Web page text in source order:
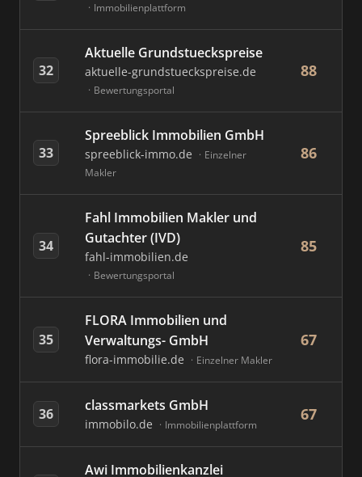
Immobilienplattform
32
Aktuelle Grundstueckspreise
aktuelle-grundstueckspreise.de
Bewertungsportal
88
33
Spreeblick Immobilien GmbH
spreeblick-immo.de
Einzelner
Makler
86
34
Fahl Immobilien Makler und
Gutachter (IVD)
fahl-immobilien.de
Bewertungsportal
85
35
FLORA Immobilien und
Verwaltungs- GmbH
flora-immobilie.de Einzelner Makler
67
36 classmarkets GmbH
immobilo.de Immobilienplattform
67
Awi Immobilienkanzlei